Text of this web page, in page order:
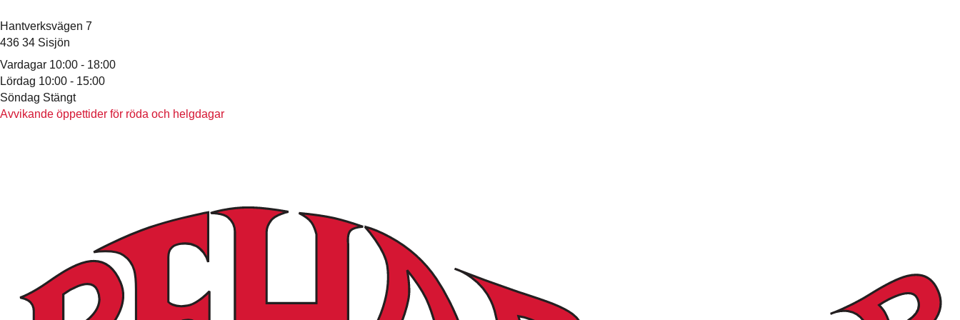
Hantverksvägen 7
436 34 Sisjön
Vardagar 10:00 - 18:00
Lördag 10:00 - 15:00
Söndag Stängt
Avvikande öppettider för röda och helgdagar